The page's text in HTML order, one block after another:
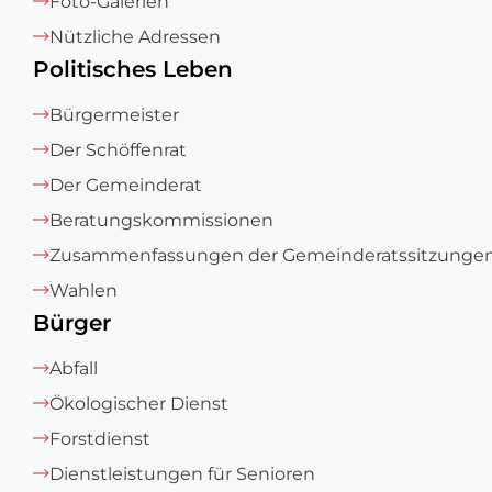
Nützliche Adressen
Politisches Leben
Bürgermeister
Der Schöffenrat
Der Gemeinderat
Beratungskommissionen
Zusammenfassungen der
Wahlen
Bürger
Abfall
Ökologischer Dienst
Forstdienst
Dienstleistungen für Senioren